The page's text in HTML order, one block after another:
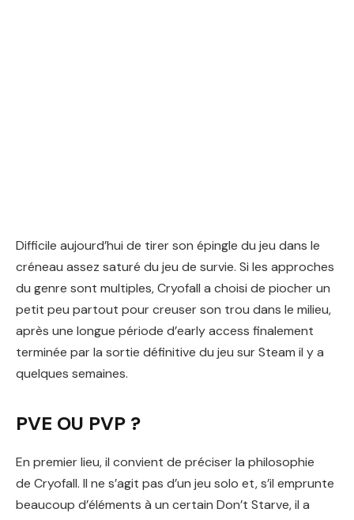
Difficile aujourd’hui de tirer son épingle du jeu dans le
créneau assez saturé du jeu de survie. Si les approches
du genre sont multiples, Cryofall a choisi de piocher un
petit peu partout pour creuser son trou dans le milieu,
après une longue période d’early access finalement
terminée par la sortie définitive du jeu sur Steam il y a
quelques semaines.
PVE OU PVP ?
En premier lieu, il convient de préciser la philosophie
de Cryofall. Il ne s’agit pas d’un jeu solo et, s’il emprunte
beaucoup d’éléments à un certain Don’t Starve, il a